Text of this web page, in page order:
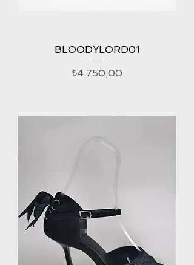
BLOODYLORD01
Fiyat
₺4.750,00